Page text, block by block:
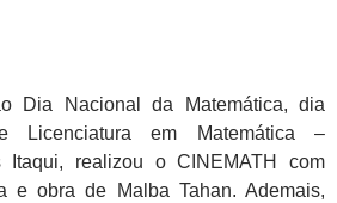
Dia Nacional da Matemática, dia
Licenciatura em Matemática –
Itaqui, realizou o CINEMATH com
e obra de Malba Tahan. Ademais,